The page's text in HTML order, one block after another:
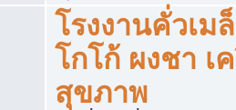
โรงงานคั่วเม
โกโก้ ผงชา เ
สุขภาพ